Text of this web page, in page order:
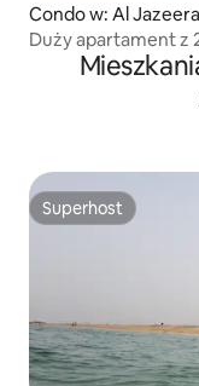
Condo w: Al
Duży apartament z
Superhost
Superhost